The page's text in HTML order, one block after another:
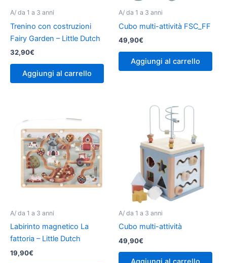
A/ da 1 a 3 anni
Trenino con costruzioni
Fairy Garden – Little Dutch
32,90€
Aggiungi al carrello
A/ da 1 a 3 anni
Cubo multi-attività FSC_FF
49,90€
Aggiungi al carrello
A/ da 1 a 3 anni
Labirinto magnetico La
fattoria – Little Dutch
19,90€
A/ da 1 a 3 anni
Cubo multi-attività
49,90€